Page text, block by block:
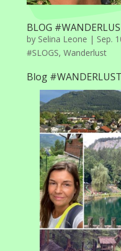
BLOG
by Selina Leone | Sep.
#SLOGS, Wanderlust
Blog